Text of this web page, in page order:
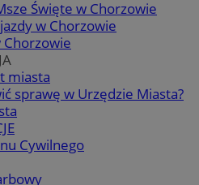
Święte w Chorzowie
w Chorzowie
Chorzowie
miasta
sprawę w Urzędzie Miasta?
Cywilnego